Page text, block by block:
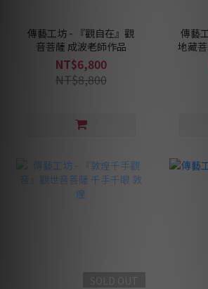
傳藝工坊 - 『觀自在』觀
音菩薩 成波老師作品
NT$6,800
NT$8,800
傳藝
地藏
SOLD OUT